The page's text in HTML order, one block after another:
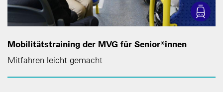
Mobilitätstraining der MVG für Senior*innen
Mitfahren leicht gemacht